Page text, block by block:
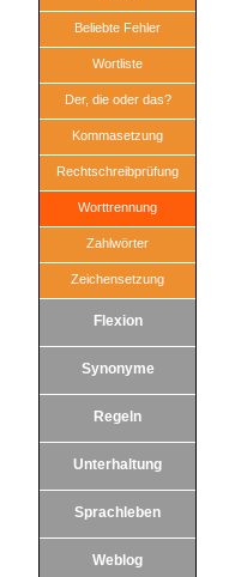
Beliebte Fehler
Wortliste
Der, die oder das?
Kommasetzung
Rechtschreibprüfung
Worttrennung
Zahlwörter
Zeichensetzung
Flexion
Synonyme
Regeln
Unterhaltung
Sprachleben
Weblog